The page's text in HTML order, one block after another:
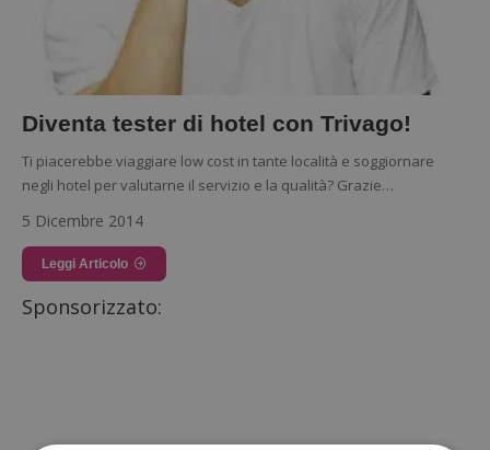
Diventa tester di hotel con Trivago!
Ti piacerebbe viaggiare low cost in tante località e soggiornare
negli hotel per valutarne il servizio e la qualità? Grazie…
5 Dicembre 2014
Leggi Articolo
Sponsorizzato: